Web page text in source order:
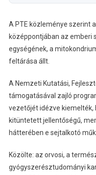
A PTE közleménye szerint
középpontjában az emberi
egységének, a
feltárása állt.
A Nemzeti Kutatási,
támogatásával zajló
vezetőjét idézve
kitüntetett jellentőségű,
hátterében e sejtalkotó
Közölte: az orvosi, a
gyógyszerésztudományi